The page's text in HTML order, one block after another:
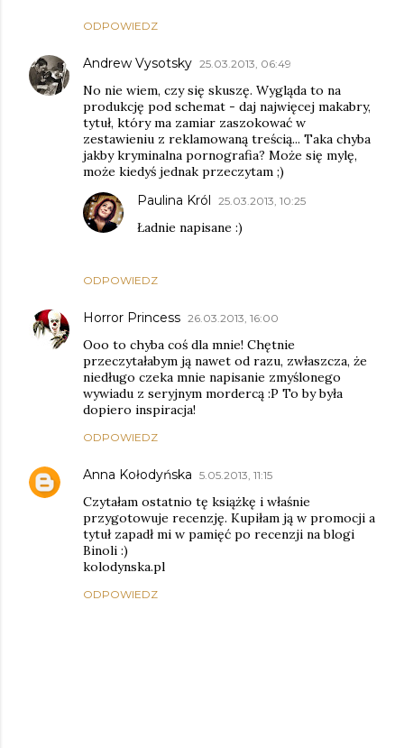
ODPOWIEDZ
Andrew Vysotsky 25.03.2013, 06:49
No nie wiem, czy się skuszę. Wygląda to na
produkcję pod schemat - daj najwięcej makabry,
tytuł, który ma zamiar zaszokować w
zestawieniu z reklamowaną treścią... Taka chyba
jakby kryminalna pornografia? Może się mylę,
może kiedyś jednak przeczytam ;)
ODPOWIEDZ
Paulina Król 25.03.2013, 10:25
Ładnie napisane :)
Horror Princess 26.03.2013, 16:00
Ooo to chyba coś dla mnie! Chętnie
przeczytałabym ją nawet od razu, zwłaszcza, że
niedługo czeka mnie napisanie zmyślonego
wywiadu z seryjnym mordercą :P To by była
dopiero inspiracja!
ODPOWIEDZ
Anna Kołodyńska 5.05.2013, 11:15
Czytałam ostatnio tę książkę i właśnie
przygotowuje recenzję. Kupiłam ją w promocji a
tytuł zapadł mi w pamięć po recenzji na blogi
Binoli :)
kolodynska.pl
ODPOWIEDZ